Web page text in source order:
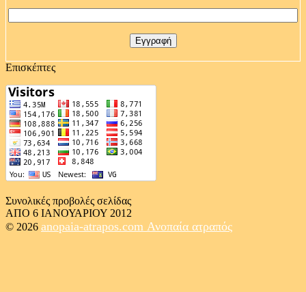
Επισκέπτες
Συνολικές προβολές σελίδας
ΑΠΟ 6 ΙΑΝΟΥΑΡΙΟΥ 2012
© 2026 anopaia-atrapos.com Ανοπαία ατραπός